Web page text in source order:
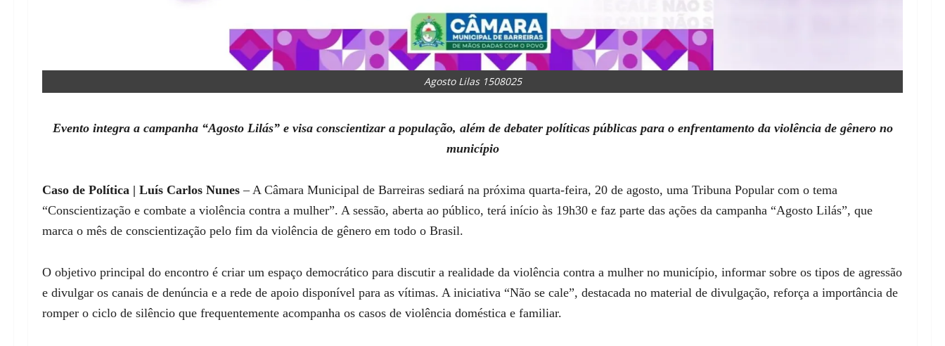
Agosto Lilas 1508025
Evento integra a campanha “Agosto Lilás” e visa conscientizar a população, além de debater políticas públicas para o enfrentamento da violência de gênero no
município
Caso de Política | Luís Carlos Nunes – A Câmara Municipal de Barreiras sediará na próxima quarta-feira, 20 de agosto, uma Tribuna Popular com o tema
“Conscientização e combate a violência contra a mulher”. A sessão, aberta ao público, terá início às 19h30 e faz parte das ações da campanha “Agosto Lilás”, que
marca o mês de conscientização pelo fim da violência de gênero em todo o Brasil.
O objetivo principal do encontro é criar um espaço democrático para discutir a realidade da violência contra a mulher no município, informar sobre os tipos de agressão
e divulgar os canais de denúncia e a rede de apoio disponível para as vítimas. A iniciativa “Não se cale”, destacada no material de divulgação, reforça a importância de
romper o ciclo de silêncio que frequentemente acompanha os casos de violência doméstica e familiar.